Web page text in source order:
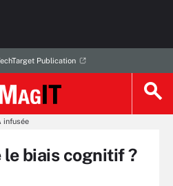
Publication
infusée
le biais cognitif ?